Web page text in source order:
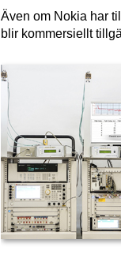
Även om Nokia har
blir kommersiellt